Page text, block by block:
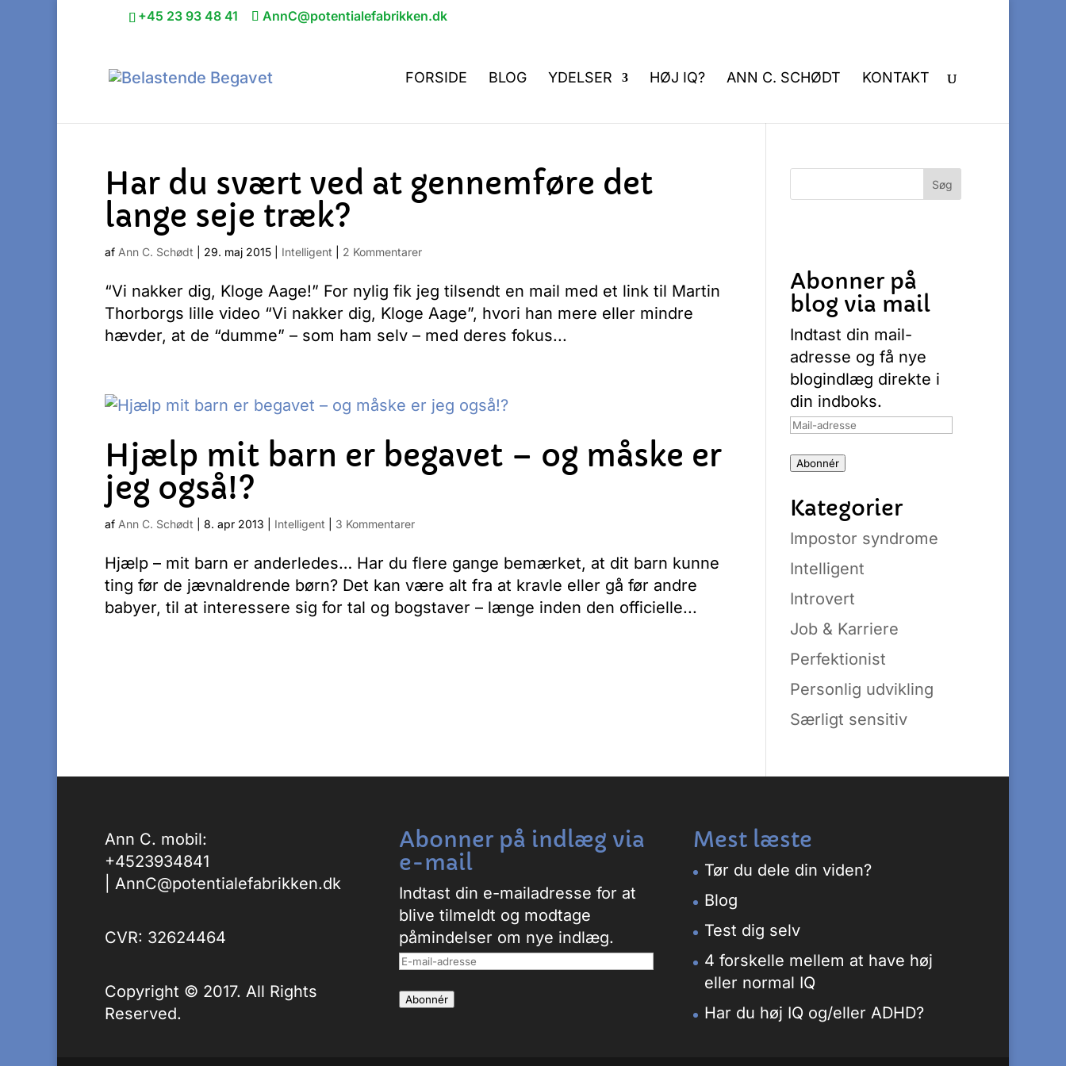
+45 23 93 48 41 AnnC@potentialefabrikken.dk
FORSIDE BLOG YDELSER HØJ IQ? ANN C. SCHØDT KONTAKT
Har du svært ved at gennemføre det
lange seje træk?
af Ann C. Schødt 29. maj 2015 Intelligent 2 Kommentarer
“Vi nakker dig, Kloge Aage!” For nylig fik jeg tilsendt en mail med et link til Martin
Thorborgs lille video “Vi nakker dig, Kloge Aage”, hvori han mere eller mindre
hævder, at de “dumme” – som ham selv – med deres fokus...
Hjælp mit barn er begavet – og måske er
jeg også!?
af Ann C. Schødt 8. apr 2013 Intelligent 3 Kommentarer
Hjælp – mit barn er anderledes… Har du flere gange bemærket, at dit barn kunne
ting før de jævnaldrende børn? Det kan være alt fra at kravle eller gå før andre
babyer, til at interessere sig for tal og bogstaver – længe inden den officielle...
Abonner på
blog via mail
Indtast din mail-
adresse og få nye
blogindlæg direkte i
din indboks.
Mail-
Abonnér
Kategorier
Impostor syndrome
Intelligent
Introvert
Job & Karriere
Perfektionist
Personlig udvikling
Særligt sensitiv
Ann C. mobil:
+4523934841
AnnC@potentialefabrikken.dk
CVR: 32624464
Copyright © 2017. All Rights
Reserved.
Abonner på indlæg via
e-mail
Indtast din e-mailadresse for at
blive tilmeldt og modtage
påmindelser om nye indlæg.
E-
adresse
Abonnér
Mest læste
Tør du dele din viden?
Blog
Test dig selv
4 forskelle mellem at have høj
eller normal IQ
Har du høj IQ og/eller ADHD?